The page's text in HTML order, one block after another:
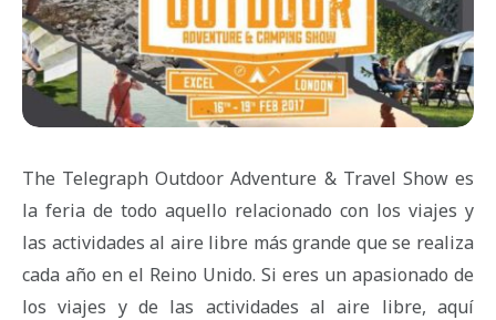
The Telegraph Outdoor Adventure & Travel Show es
la feria de todo aquello relacionado con los viajes y
las actividades al aire libre más grande que se realiza
cada año en el Reino Unido. Si eres un apasionado de
los viajes y de las actividades al aire libre, aquí